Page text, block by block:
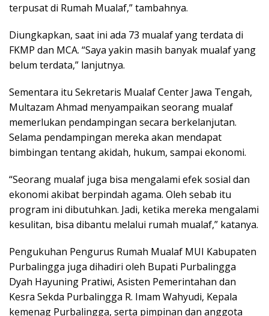
terpusat di Rumah Mualaf,” tambahnya.
Diungkapkan, saat ini ada 73 mualaf yang terdata di
FKMP dan MCA. “Saya yakin masih banyak mualaf yang
belum terdata,” lanjutnya.
Sementara itu Sekretaris Mualaf Center Jawa Tengah,
Multazam Ahmad menyampaikan seorang mualaf
memerlukan pendampingan secara berkelanjutan.
Selama pendampingan mereka akan mendapat
bimbingan tentang akidah, hukum, sampai ekonomi.
“Seorang mualaf juga bisa mengalami efek sosial dan
ekonomi akibat berpindah agama. Oleh sebab itu
program ini dibutuhkan. Jadi, ketika mereka mengalami
kesulitan, bisa dibantu melalui rumah mualaf,” katanya.
Pengukuhan Pengurus Rumah Mualaf MUI Kabupaten
Purbalingga juga dihadiri oleh Bupati Purbalingga
Dyah Hayuning Pratiwi, Asisten Pemerintahan dan
Kesra Sekda Purbalingga R. Imam Wahyudi, Kepala
kemenag Purbalingga, serta pimpinan dan anggota